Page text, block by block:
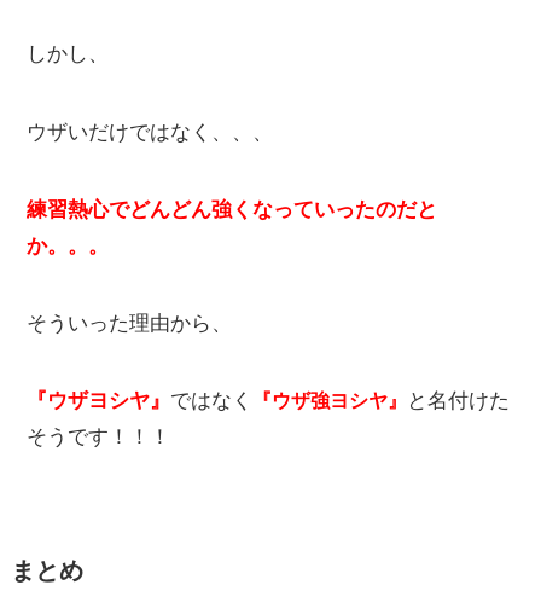
しかし、
ウザいだけではなく、、、
練習熱心でどんどん強くなっていったのだと
か。。。
そういった理由から、
『ウザヨシヤ』 ではなく 『ウザ強ヨシヤ』
と名付けた
そうです！！！
まとめ